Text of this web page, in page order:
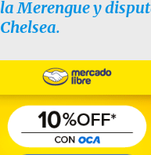
la Merengue y
Chelsea.